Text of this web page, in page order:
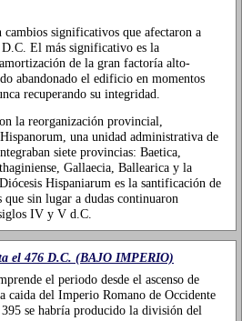
significativos que afectaron a
El más significativo es la
de la gran factoría alto-
abandonado el edificio en momentos
recuperando su integridad.
la reorganización provincial,
una unidad administrativa de
siete provincias: Baetica,
Gallaecia, Ballearica y la
Hispaniarum es la santificación de
sin lugar a dudas continuaron
IV y V d.C.
el 476 D.C. (BAJO IMPERIO)
el periodo desde el ascenso de
caida del Imperio Romano de Occidente
se habría producido la división del